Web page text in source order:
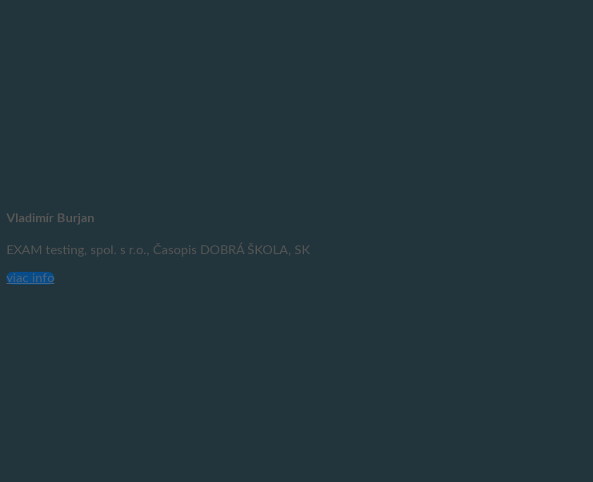
Vladimír Burjan
EXAM testing, spol. s r.o., Časopis DOBRÁ ŠKOLA, SK
viac info